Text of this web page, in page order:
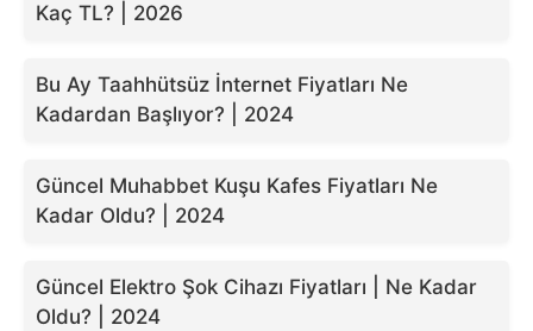
Kaç TL? | 2026
Bu Ay Taahhütsüz İnternet Fiyatları Ne
Kadardan Başlıyor? | 2024
Güncel Muhabbet Kuşu Kafes Fiyatları Ne
Kadar Oldu? | 2024
Güncel Elektro Şok Cihazı Fiyatları | Ne Kadar
Oldu? | 2024